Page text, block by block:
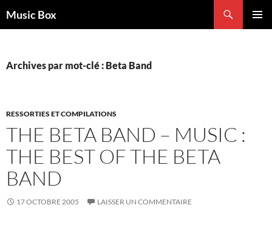
auMusic Box
Archives par mot-clé : Beta Band
RESSORTIES ET COMPILATIONS
THE BETA BAND – MUSIC :
THE BEST OF THE BETA
BAND
17 OCTOBRE 2005 LAISSER UN COMMENTAIRE